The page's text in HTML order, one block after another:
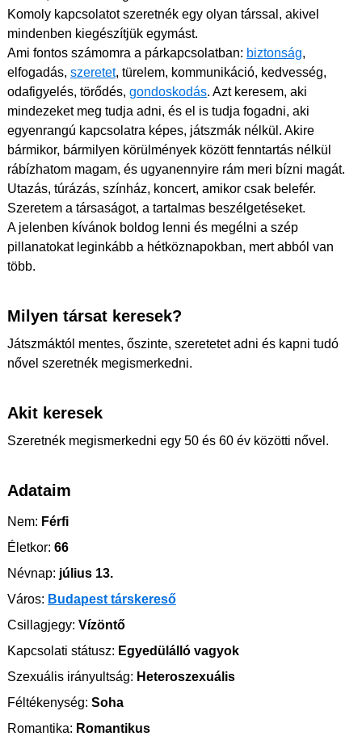
Komoly kapcsolatot szeretnék egy olyan társsal, akivel
mindenben kiegészítjük egymást.
Ami fontos számomra a párkapcsolatban: biztonság,
elfogadás, szeretet, türelem, kommunikáció, kedvesség,
odafigyelés, törődés, gondoskodás. Azt keresem, aki
mindezeket meg tudja adni, és el is tudja fogadni, aki
egyenrangú kapcsolatra képes, játszmák nélkül. Akire
bármikor, bármilyen körülmények között fenntartás nélkül
rábízhatom magam, és ugyanennyire rám meri bízni magát.
Utazás, túrázás, színház, koncert, amikor csak belefér.
Szeretem a társaságot, a tartalmas beszélgetéseket.
A jelenben kívánok boldog lenni és megélni a szép
pillanatokat leginkább a hétköznapokban, mert abból van
több.
Milyen társat keresek?
Játszmáktól mentes, őszinte, szeretetet adni és kapni tudó
nővel szeretnék megismerkedni.
Akit keresek
Szeretnék megismerkedni egy 50 és 60 év közötti nővel.
Adataim
Nem: Férfi
Életkor: 66
Névnap: július 13.
Város: Budapest társkereső
Csillagjegy: Vízöntő
Kapcsolati státusz: Egyedülálló vagyok
Szexuális irányultság: Heteroszexuális
Féltékenység: Soha
Romantika: Romantikus